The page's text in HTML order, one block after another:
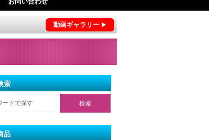
動画ギャラリー
索
品